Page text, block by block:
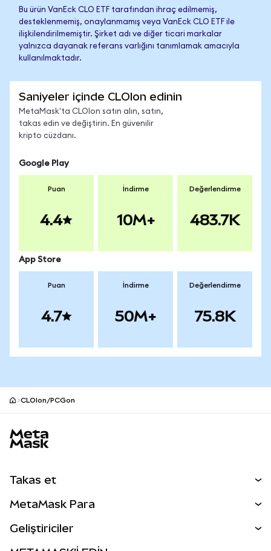
Bu ürün VanEck CLO ETF tarafından ihraç edilmemiş,
desteklenmemiş, onaylanmamış veya VanEck CLO ETF ile
ilişkilendirilmemiştir. Şirket adı ve diğer ticari markalar
yalnızca dayanak referans varlığını tanımlamak amacıyla
kullanılmaktadır.
Saniyeler içinde CLOIon edinin
MetaMask'ta CLOIon satın alın, satın,
takas edin ve değiştirin. En güvenilir
kripto cüzdanı.
Google Play
Puan
4.4
İndirme
10M+
Değerlendirme
483.7K
App Store
Puan
4.7
İndirme
50M+
Değerlendirme
75.8K
CLOIon/PCGon
Takas et
Perps
MetaMask Para
Geliştiriciler